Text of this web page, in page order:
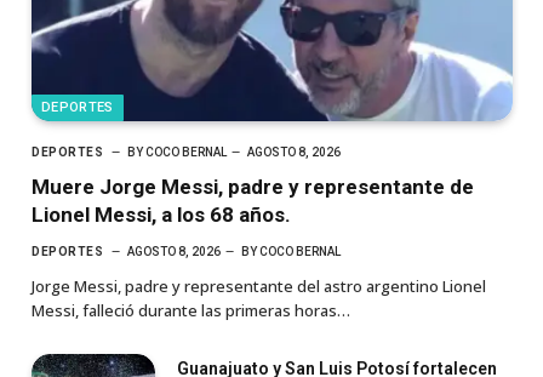
DEPORTES
DEPORTES BYCOCO BERNAL AGOSTO 8, 2026
Muere Jorge Messi, padre y representante de
Lionel Messi, a los 68 años.
DEPORTES AGOSTO 8, 2026 BYCOCO BERNAL
Jorge Messi, padre y representante del astro argentino Lionel
Messi, falleció durante las primeras horas…
Guanajuato y San Luis Potosí fortalecen